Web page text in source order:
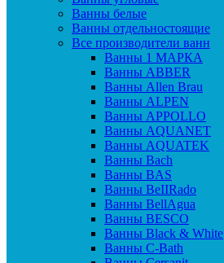
Ванны белые
Ванны отдельностоящие
Все производители ванн
Ванны 1 МАРКА
Ванны ABBER
Ванны Allen Brau
Ванны ALPEN
Ванны APPOLLO
Ванны AQUANET
Ванны AQUATEK
Ванны Bach
Ванны BAS
Ванны BeIIRado
Ванны BellAgua
Ванны BESCO
Ванны Black & White
Ванны C-Bath